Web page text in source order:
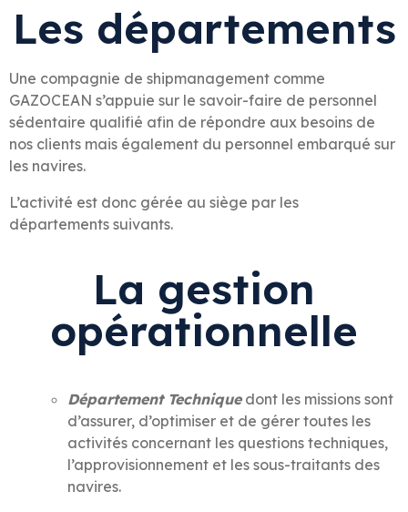
Les départements
Une compagnie de shipmanagement comme
GAZOCEAN s’appuie sur le savoir-faire de personnel
sédentaire qualifié afin de répondre aux besoins de
nos clients mais également du personnel embarqué sur
les navires.
L’activité est donc gérée au siège par les
départements suivants.
La gestion
opérationnelle
Département Techniquedont les missions sont
d’assurer, d’optimiser et de gérer toutes les
activités concernant les questions techniques,
l’approvisionnement et les sous-traitants des
navires.